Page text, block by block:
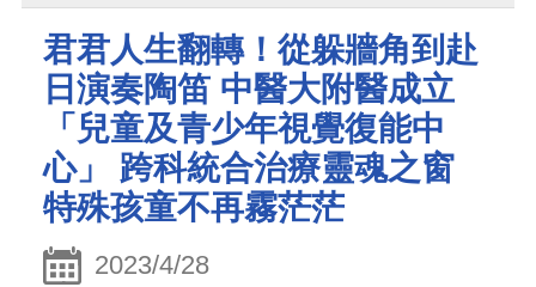
君君人生翻轉！從躲牆角到赴
日演奏陶笛 中醫大附醫成立
「兒童及青少年視覺復能中
心」 跨科統合治療靈魂之窗
特殊孩童不再霧茫茫
2023/4/28